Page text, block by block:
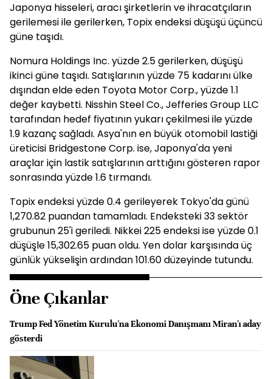
Japonya hisseleri, aracı şirketlerin ve ihracatçıların
gerilemesi ile gerilerken, Topix endeksi düşüşü üçüncü
güne taşıdı.
Nomura Holdings Inc. yüzde 2.5 gerilerken, düşüşü
ikinci güne taşıdı. Satışlarının yüzde 75 kadarını ülke
dışından elde eden Toyota Motor Corp., yüzde 1.1
değer kaybetti. Nisshin Steel Co., Jefferies Group LLC
tarafından hedef fiyatının yukarı çekilmesi ile yüzde
1.9 kazanç sağladı. Asya'nın en büyük otomobil lastiği
üreticisi Bridgestone Corp. ise, Japonya'da yeni
araçlar için lastik satışlarının arttığını gösteren rapor
sonrasında yüzde 1.6 tırmandı.
Topix endeksi yüzde 0.4 gerileyerek Tokyo'da günü
1,270.82 puandan tamamladı. Endeksteki 33 sektör
grubunun 25'i geriledi. Nikkei 225 endeksi ise yüzde 0.1
düşüşle 15,302.65 puan oldu. Yen dolar karşısında üç
günlük yükselişin ardından 101.60 düzeyinde tutundu.
Öne Çıkanlar
Trump Fed Yönetim Kurulu'na Ekonomi Danışmanı Miran'ı aday
gösterdi